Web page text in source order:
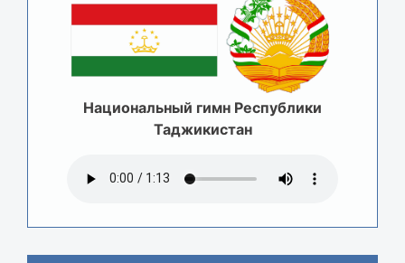
Национальный гимн Республики
Таджикистан